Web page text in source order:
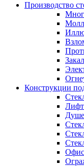
Производство
Конструкции